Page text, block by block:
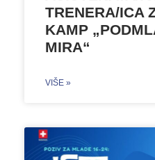
TRENERA/ICA
KAMP
MIRA“
VIŠE »